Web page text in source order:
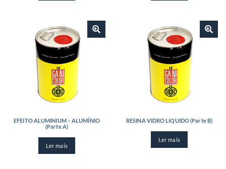
EFEITO ALUMINIUM – ALUMÍNIO
(Parte A)
Ler mais
RESINA VIDRO LíQUIDO (Parte B)
Ler mais